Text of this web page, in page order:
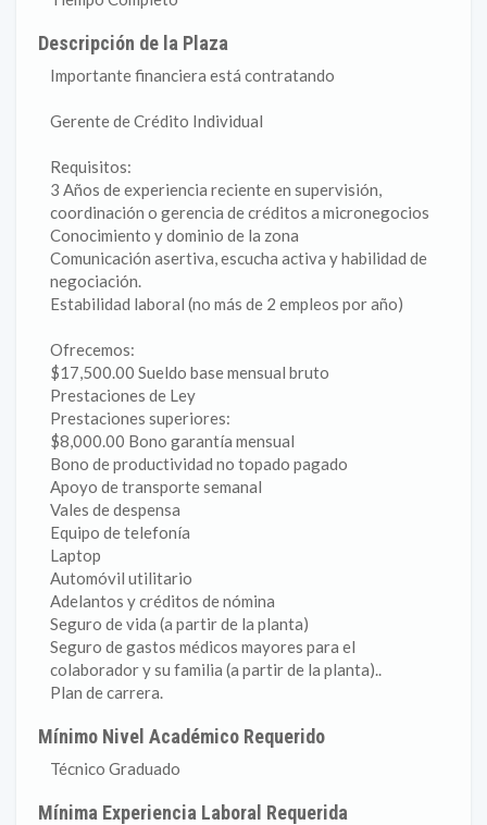
Descripción de la Plaza
Importante financiera está contratando
Gerente de Crédito Individual
Requisitos:
3 Años de experiencia reciente en supervisión,
coordinación o gerencia de créditos a micronegocios
Conocimiento y dominio de la zona
Comunicación asertiva, escucha activa y habilidad de
negociación.
Estabilidad laboral (no más de 2 empleos por año)
Ofrecemos:
$17,500.00 Sueldo base mensual bruto
Prestaciones de Ley
Prestaciones superiores:
$8,000.00 Bono garantía mensual
Bono de productividad no topado pagado
Apoyo de transporte semanal
Vales de despensa
Equipo de telefonía
Laptop
Automóvil utilitario
Adelantos y créditos de nómina
Seguro de vida (a partir de la planta)
Seguro de gastos médicos mayores para el
colaborador y su familia (a partir de la planta)..
Plan de carrera.
Mínimo Nivel Académico Requerido
Técnico Graduado
Mínima Experiencia Laboral Requerida